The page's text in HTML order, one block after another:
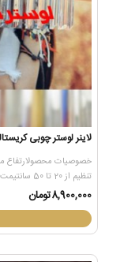
لاینر لوستر چوبی
خصوصیات محصولارتفاع
تنظیم از 20 تا 50 سانتیمت..
8,900,000تومان